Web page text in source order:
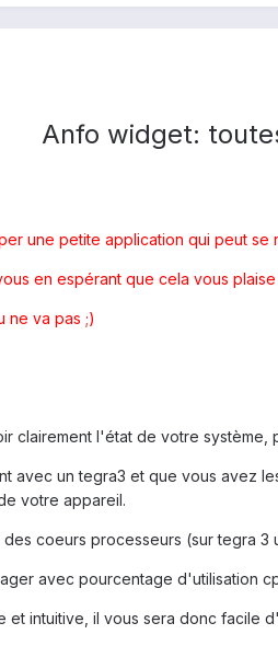
Anfo widget:
une petite application qui peut se
en espérant que cela vous plaise
ne va pas ;)
clairement l'état de votre système,
avec un tegra3 et que vous avez
votre appareil.
coeurs processeurs (sur tegra
avec pourcentage d'utilisation
intuitive, il vous sera donc facile